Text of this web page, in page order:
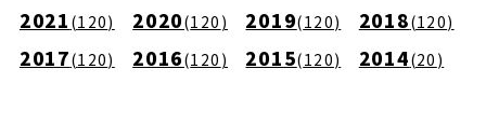
2021 (120) 2020(120 ) 2019(120) 2018(120)
2017(120) 2016(120 ) 2015(120) 2014(20 )